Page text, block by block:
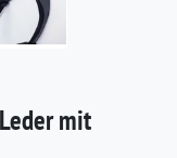
mit